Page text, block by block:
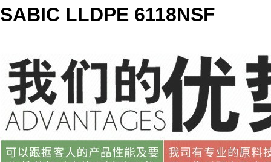
SABIC LLDPE 6118NSF